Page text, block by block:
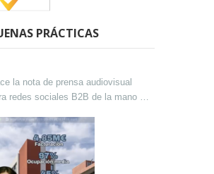
PRÁCTICAS
la nota de prensa audiovisual
redes sociales B2B de la mano de